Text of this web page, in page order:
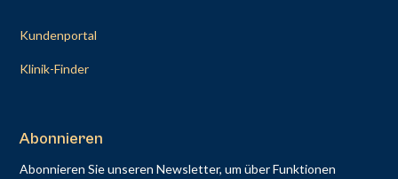
Kundenportal
Klinik-Finder
Abonnieren
Abonnieren Sie unseren Newsletter, um über Funktionen